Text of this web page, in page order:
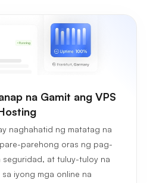
na Gamit ang VPS
naghahatid ng matatag na
parehong oras ng pag-
seguridad, at tuluy-tuloy na
iyong mga online na